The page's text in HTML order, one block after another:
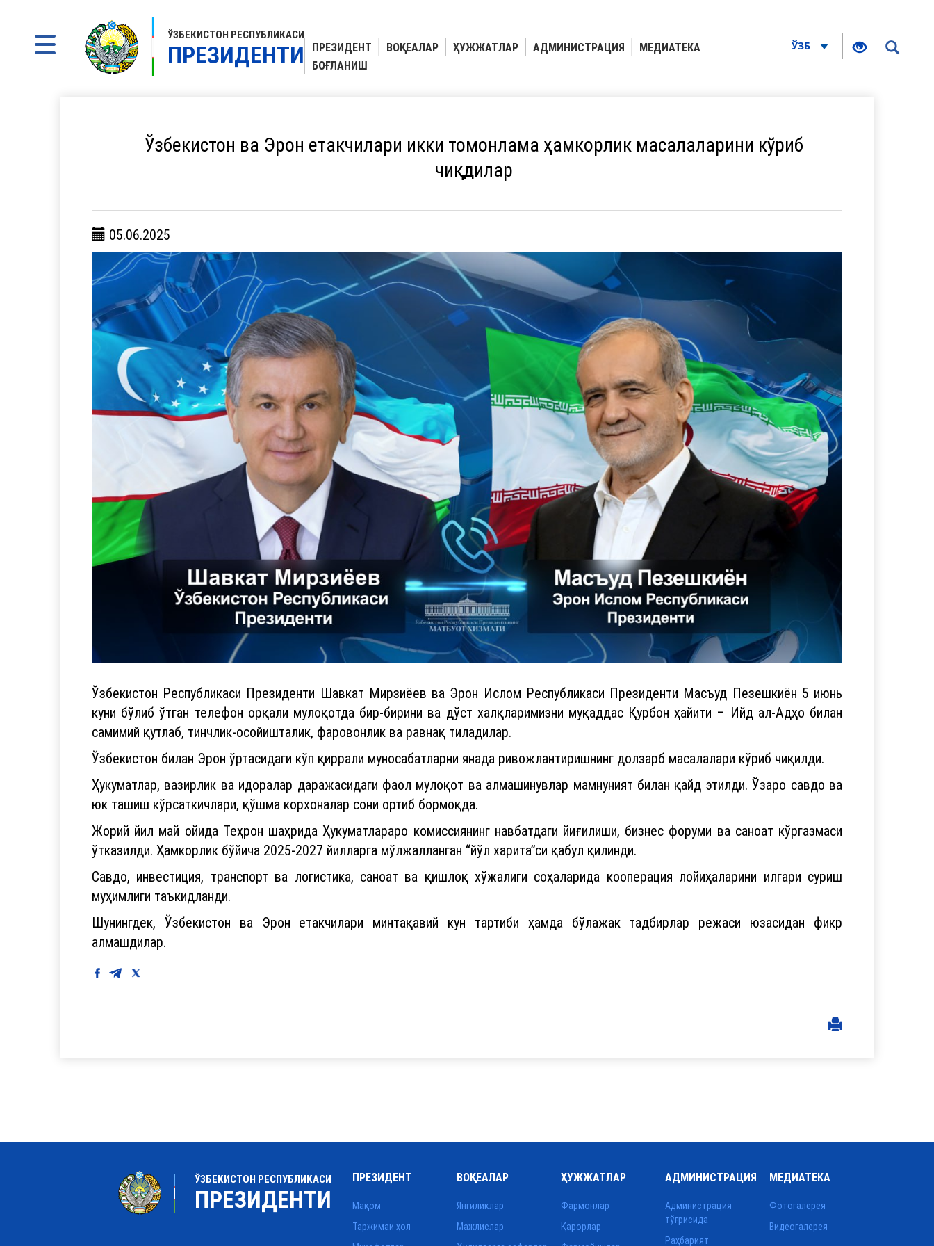
ЎЗБЕКИСТОН РЕСПУБЛИКАСИ
ПРЕЗИДЕНТИ ПРЕЗИДЕНТ ВОҚЕАЛАР ҲУЖЖАТЛАР АДМИНИСТРАЦИЯ
МЕДИАТЕКА
БОҒЛАНИШ
ЎЗБ
Ўзбекистон ва Эрон етакчилари икки томонлама ҳамкорлик масалаларини кўриб
чиқдилар
05.06.2025
Ўзбекистон Республикаси Президенти Шавкат Мирзиёев ва Эрон Ислом Республикаси Президенти Масъуд Пезешкиён 5 июнь
куни бўлиб ўтган телефон орқали мулоқотда бир-бирини ва дўст халқларимизни муқаддас Қурбон ҳайити – Ийд ал-Адҳо билан
самимий қутлаб, тинчлик-осойишталик, фаровонлик ва равнақ тиладилар.
Ўзбекистон билан Эрон ўртасидаги кўп қиррали муносабатларни янада ривожлантиришнинг долзарб масалалари кўриб чиқилди.
Ҳукуматлар, вазирлик ва идоралар даражасидаги фаол мулоқот ва алмашинувлар мамнуният билан қайд этилди. Ўзаро савдо ва
юк ташиш кўрсаткичлари, қўшма корхоналар сони ортиб бормоқда.
Жорий йил май ойида Теҳрон шаҳрида Ҳукуматлараро комиссиянинг навбатдаги йиғилиши, бизнес форуми ва саноат кўргазмаси
ўтказилди. Ҳамкорлик бўйича 2025-2027 йилларга мўлжалланган “йўл харита”си қабул қилинди.
Савдо, инвестиция, транспорт ва логистика, саноат ва қишлоқ хўжалиги соҳаларида кооперация лойиҳаларини илгари суриш
муҳимлиги таъкидланди.
Шунингдек, Ўзбекистон ва Эрон етакчилари минтақавий кун тартиби ҳамда бўлажак тадбирлар режаси юзасидан фикр
алмашдилар.
ЎЗБЕКИСТОН РЕСПУБЛИКАСИ
ПРЕЗИДЕНТИ
ПРЕЗИДЕНТ
Мақом
Таржимаи ҳол
ВОҚЕАЛАР
Янгиликлар
Мажлислар
ҲУЖЖАТЛАР
Фармонлар
Қарорлар
АДМИНИСТРАЦИЯ
Администрация
тўғрисида
Раҳбарият
МЕДИАТЕКА
Фотогалерея
Видеогалерея